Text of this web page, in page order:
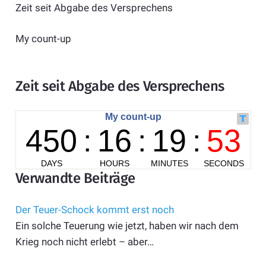
Zeit seit Abgabe des Versprechens
My count-up
Zeit seit Abgabe des Versprechens
Verwandte Beiträge
Der Teuer-Schock kommt erst noch
Ein solche Teuerung wie jetzt, haben wir nach dem
Krieg noch nicht erlebt – aber…